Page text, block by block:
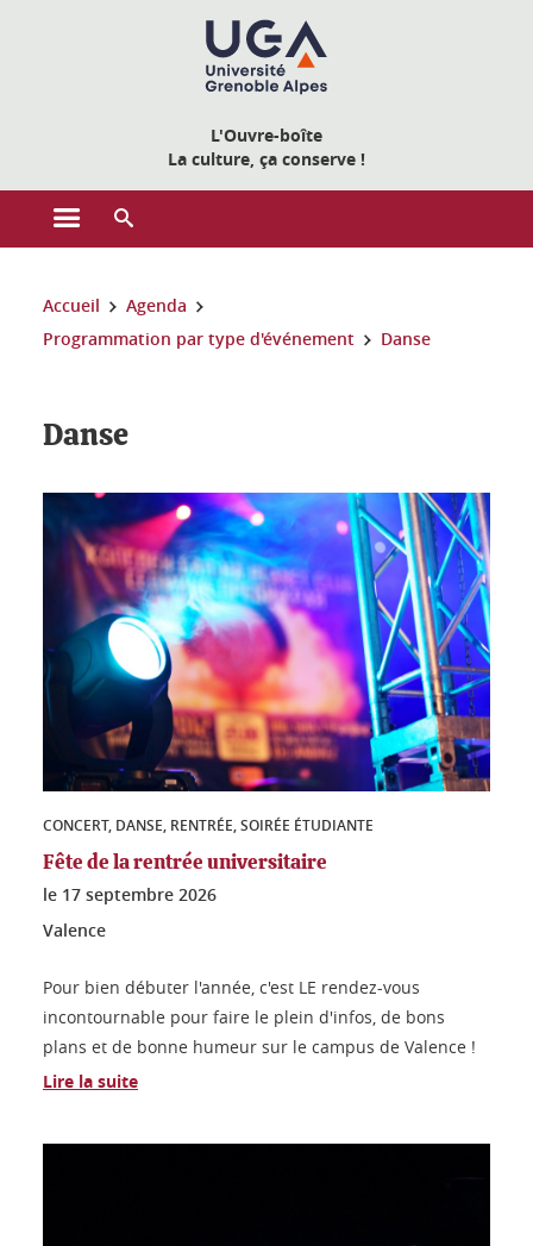
L'Ouvre-boîte
La culture, ça conserve !
Ouvrir le menu principal
Vous êtes ici :
Accueil
Agenda
Programmation par type d'événement
Danse
Danse
CONCERT, DANSE, RENTRÉE, SOIRÉE ÉTUDIANTE
Fête de la rentrée universitaire
le 17 septembre 2026
Valence
Pour bien débuter l'année, c'est LE rendez-vous
incontournable pour faire le plein d'infos, de bons
plans et de bonne humeur sur le campus de Valence !
Lire la suite